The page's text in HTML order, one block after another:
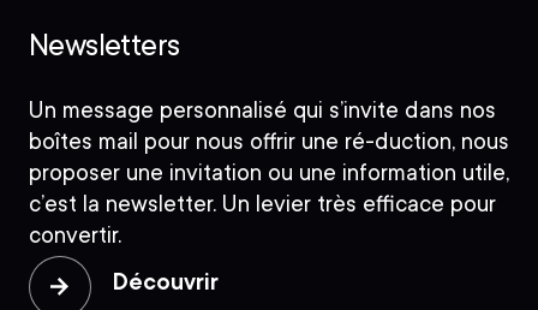
Newsletters
Un message personnalisé qui s’invite dans nos
boîtes mail pour nous offrir une ré-duction, nous
proposer une invitation ou une information utile,
c’est la newsletter. Un levier très efficace pour
convertir.
Découvrir